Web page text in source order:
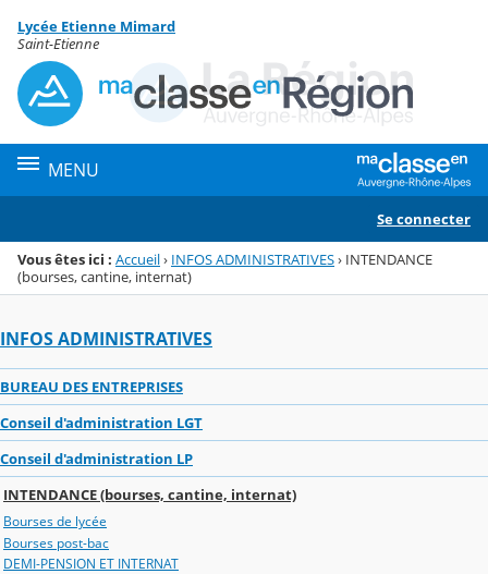
Menu de la rubrique
Contenu
Lycée Etienne Mimard
Saint-Etienne
MENU
Se connecter
Vous êtes ici : Accueil› INFOS ADMINISTRATIVES› INTENDANCE
(bourses, cantine, internat)
INFOS ADMINISTRATIVES
BUREAU DES ENTREPRISES
Conseil d'administration LGT
Conseil d'administration LP
INTENDANCE (bourses, cantine, internat)
Bourses de lycée
Bourses post-bac
DEMI-PENSION ET INTERNAT